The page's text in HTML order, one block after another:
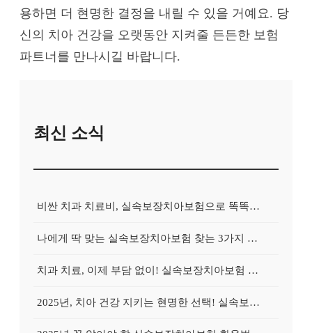
용하면 더 현명한 결정을 내릴 수 있을 거예요. 당
신의 치아 건강을 오랫동안 지켜줄 든든한 보험
파트너를 만나시길 바랍니다.
최신 소식
비싼 치과 치료비, 실속보장치아보험으로 똑똑하게 대비하는 방법
나에게 딱 맞는 실속보장치아보험 찾는 3가지 핵심 질문
치과 치료, 이제 부담 없이! 실속보장치아보험 가입 전략
2025년, 치아 건강 지키는 현명한 선택! 실속보장치아보험 가이드